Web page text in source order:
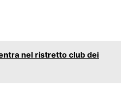
nel ristretto club dei